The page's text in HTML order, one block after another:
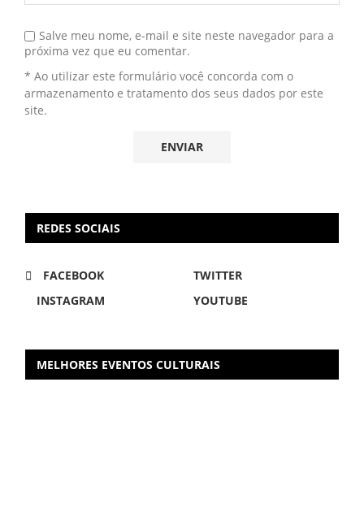
Salve meu nome, e-mail e site neste navegador para a
próxima vez que eu comentar.
* Ao utilizar este formulário você concorda com o
armazenamento e tratamento dos seus dados por este
site.
REDES SOCIAIS
FACEBOOK
TWITTER
INSTAGRAM
YOUTUBE
MELHORES EVENTOS CULTURAIS